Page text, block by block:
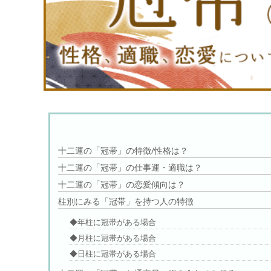
十二運の「冠帯」の特徴/性格は？
十二運の「冠帯」の仕事運・適職は？
十二運の「冠帯」の恋愛傾向は？
柱別にみる「冠帯」を持つ人の特徴
◆年柱に冠帯がある場合
◆月柱に冠帯がある場合
◆日柱に冠帯がある場合